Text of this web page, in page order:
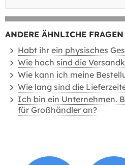
ANDERE ÄHNLICHE
Habt ihr ein physisches
Wie hoch sind die
Wie kann ich meine
Wie lang sind die
Ich bin ein Unternehmen.
für Großhändler an?